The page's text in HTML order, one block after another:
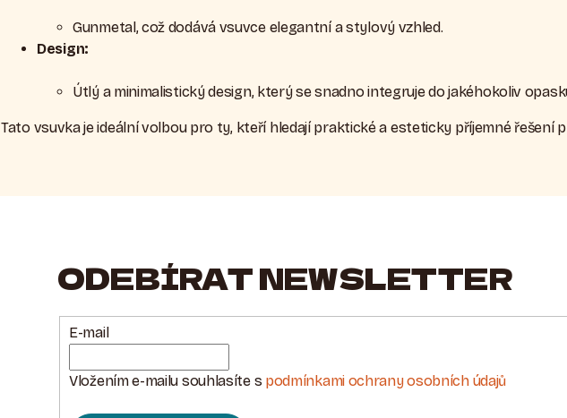
Gunmetal, což dodává vsuvce elegantní a stylový vzhled.
Design:
Útlý a minimalistický design, který se snadno integruje do jakéhokoliv
Tato vsuvka je ideální volbou pro ty, kteří hledají praktické a esteticky příjemné řešení
ODEBÍRAT NEWSLETTER
E-mail
Vložením e-mailu souhlasíte s podmínkami ochrany osobních údajů